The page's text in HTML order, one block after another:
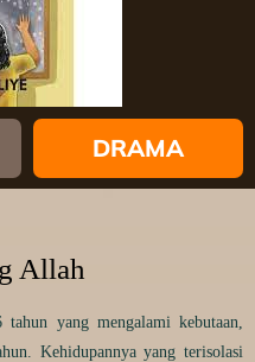
DRAMA
Allah
yang mengalami kebutaan,
Kehidupannya yang terisolasi